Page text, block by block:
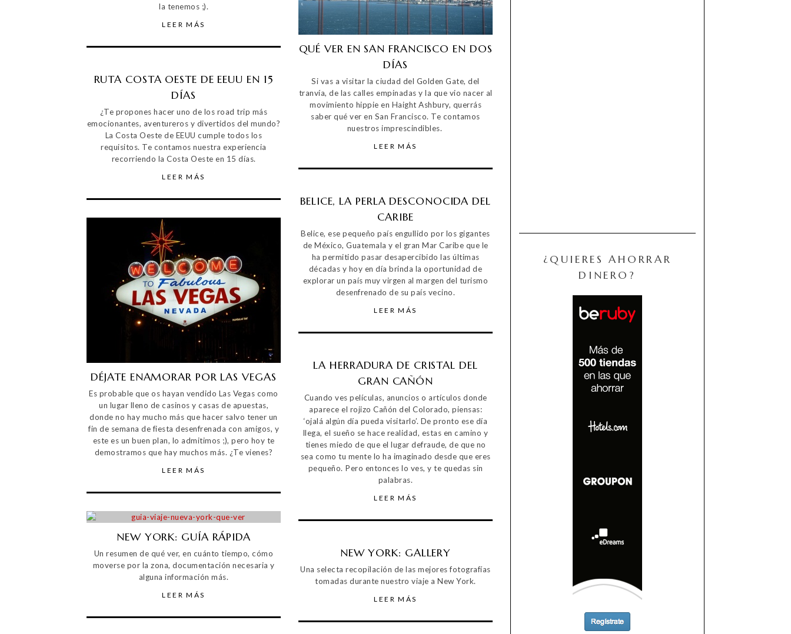
la tenemos ;).
LEER MÁS
QUÉ VER EN SAN FRANCISCO EN DOS
DÍAS
Si vas a visitar la ciudad del Golden Gate, del
tranvía, de las calles empinadas y la que vio nacer al
movimiento hippie en Haight Ashbury, querrás
saber qué ver en San Francisco. Te contamos
nuestros imprescindibles.
LEER MÁS
RUTA COSTA OESTE DE EEUU EN 15
DÍAS
¿Te propones hacer uno de los road trip más
emocionantes, aventureros y divertidos del mundo?
La Costa Oeste de EEUU cumple todos los
requisitos. Te contamos nuestra experiencia
recorriendo la Costa Oeste en 15 días.
LEER MÁS
BELICE, LA PERLA DESCONOCIDA DEL
CARIBE
Belice, ese pequeño país engullido por los gigantes
de México, Guatemala y el gran Mar Caribe que le
ha permitido pasar desapercibido las últimas
décadas y hoy en día brinda la oportunidad de
explorar un país muy virgen al margen del turismo
desenfrenado de su país vecino.
LEER MÁS
DÉJATE ENAMORAR POR LAS VEGAS
Es probable que os hayan vendido Las Vegas como
un lugar lleno de casinos y casas de apuestas,
donde no hay mucho más que hacer salvo tener un
fin de semana de fiesta desenfrenada con amigos, y
este es un buen plan, lo admitimos ;), pero hoy te
demostramos que hay muchos más. ¿Te vienes?
LEER MÁS
LA HERRADURA DE CRISTAL DEL
GRAN CAÑÓN
Cuando ves películas, anuncios o artículos donde
aparece el rojizo Cañón del Colorado, piensas:
‘ojalá algún día pueda visitarlo’. De pronto ese día
llega, el sueño se hace realidad, estas en camino y
tienes miedo de que el lugar defraude, de que no
sea como tu mente lo ha imaginado desde que eres
pequeño. Pero entonces lo ves, y te quedas sin
palabras.
LEER MÁS
NEW YORK: GUÍA RÁPIDA
Un resumen de qué ver, en cuánto tiempo, cómo
moverse por la zona, documentación necesaria y
alguna información más.
LEER MÁS
NEW YORK: GALLERY
Una selecta recopilación de las mejores fotografías
tomadas durante nuestro viaje a New York.
LEER MÁS
¿QUIERES AHORRAR
DINERO?